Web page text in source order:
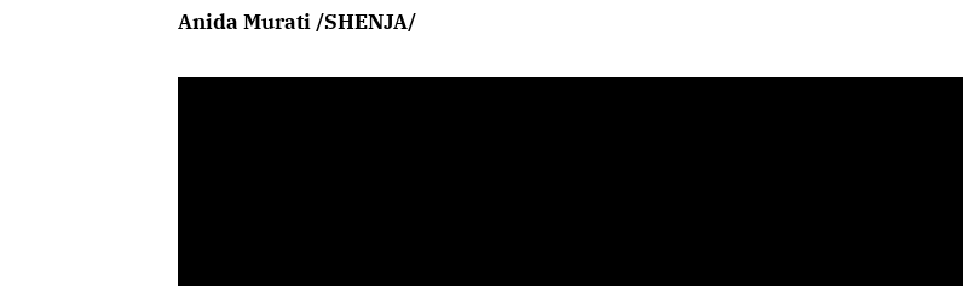
Anida Murati /SHENJA/